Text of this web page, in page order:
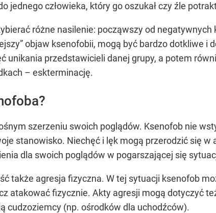
jednego człowieka, który go oszukał czy źle
różne nasilenie: począwszy od
objaw ksenofobii, mogą być bardzo dotkliwe i
unikania przedstawicieli danej grupy, a potem
– eskterminację.
szerzeniu swoich poglądów. Ksenofob nie
stanowisko. Niechęć i lęk mogą przerodzić się w
dla swoich poglądów w pogarszającej się
także agresja fizyczna. W tej sytuacji ksenofob
atakować fizycznie. Akty agresji mogą dotyczyć
cudzoziemcy (np. ośrodków dla uchodźców).